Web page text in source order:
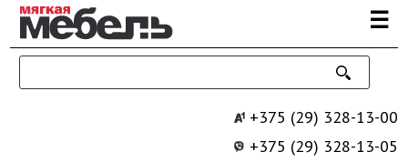
Перейти к основному содержанию ☰
+375 (29) 328-13-00
+375 (29) 328-13-05